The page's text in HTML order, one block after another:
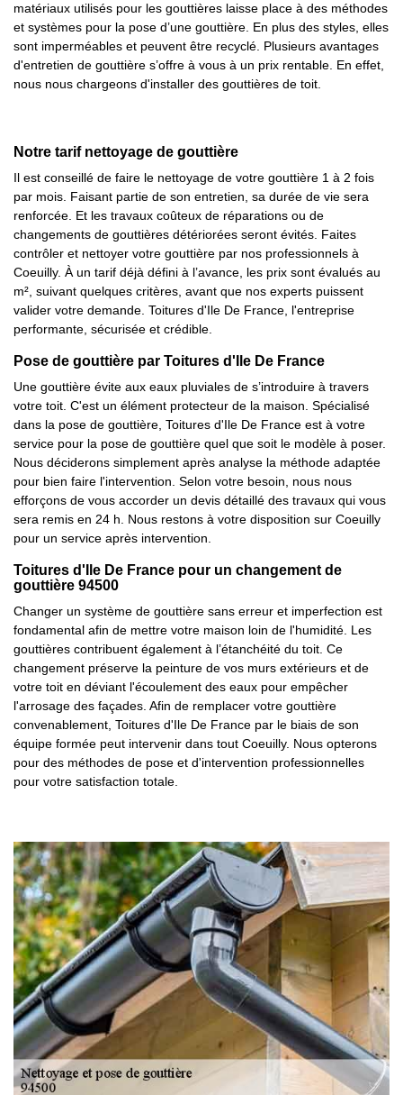
matériaux utilisés pour les gouttières laisse place à des méthodes
et systèmes pour la pose d’une gouttière. En plus des styles, elles
sont imperméables et peuvent être recyclé. Plusieurs avantages
d'entretien de gouttière s’offre à vous à un prix rentable. En effet,
nous nous chargeons d'installer des gouttières de toit.
Notre tarif nettoyage de gouttière
Il est conseillé de faire le nettoyage de votre gouttière 1 à 2 fois
par mois. Faisant partie de son entretien, sa durée de vie sera
renforcée. Et les travaux coûteux de réparations ou de
changements de gouttières détériorées seront évités. Faites
contrôler et nettoyer votre gouttière par nos professionnels à
Coeuilly. À un tarif déjà défini à l’avance, les prix sont évalués au
m², suivant quelques critères, avant que nos experts puissent
valider votre demande. Toitures d'Ile De France, l'entreprise
performante, sécurisée et crédible.
Pose de gouttière par Toitures d'Ile De France
Une gouttière évite aux eaux pluviales de s’introduire à travers
votre toit. C'est un élément protecteur de la maison. Spécialisé
dans la pose de gouttière, Toitures d'Ile De France est à votre
service pour la pose de gouttière quel que soit le modèle à poser.
Nous déciderons simplement après analyse la méthode adaptée
pour bien faire l'intervention. Selon votre besoin, nous nous
efforçons de vous accorder un devis détaillé des travaux qui vous
sera remis en 24 h. Nous restons à votre disposition sur Coeuilly
pour un service après intervention.
Toitures d'Ile De France pour un changement de
gouttière 94500
Changer un système de gouttière sans erreur et imperfection est
fondamental afin de mettre votre maison loin de l'humidité. Les
gouttières contribuent également à l’étanchéité du toit. Ce
changement préserve la peinture de vos murs extérieurs et de
votre toit en déviant l'écoulement des eaux pour empêcher
l'arrosage des façades. Afin de remplacer votre gouttière
convenablement, Toitures d'Ile De France par le biais de son
équipe formée peut intervenir dans tout Coeuilly. Nous opterons
pour des méthodes de pose et d'intervention professionnelles
pour votre satisfaction totale.